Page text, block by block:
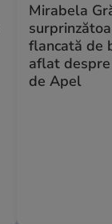
Mirabela
flancată de
aflat
de Apel